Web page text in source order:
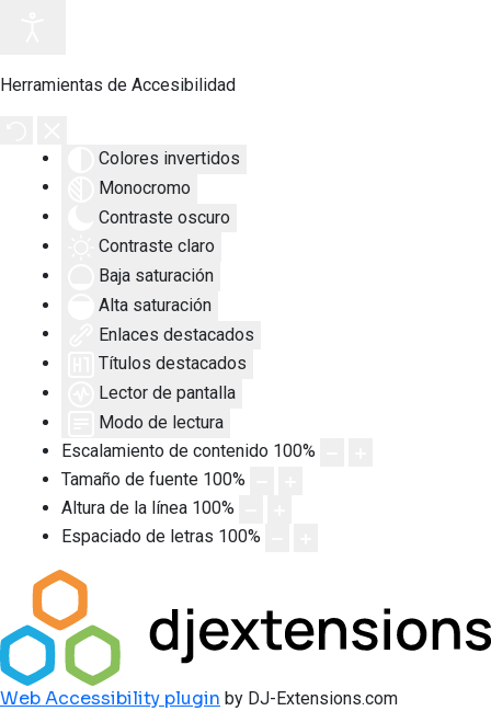
Herramientas de Accesibilidad
Colores invertidos
Monocromo
Contraste oscuro
Contraste claro
Baja saturación
Alta saturación
Enlaces destacados
Títulos destacados
Lector de pantalla
Modo de lectura
Escalamiento de contenido 100%
Tamaño de fuente 100%
Altura de la línea 100%
Espaciado de letras 100%
Web Accessibility plugin by DJ-Extensions.com